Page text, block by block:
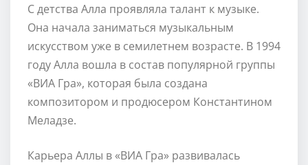
С детства Алла проявляла талант к музыке.
Она начала заниматься музыкальным
искусством уже в семилетнем возрасте. В 1994
году Алла вошла в состав популярной группы
«ВИА Гра», которая была создана
композитором и продюсером Константином
Меладзе.
Карьера Аллы в «ВИА Гра» развивалась